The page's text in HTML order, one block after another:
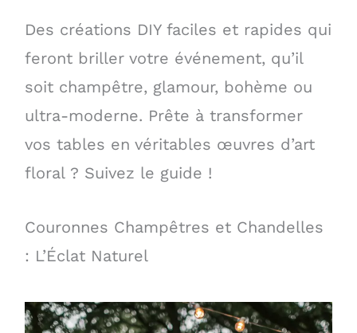
Des créations DIY faciles et rapides qui
feront briller votre événement, qu’il
soit champêtre, glamour, bohème ou
ultra-moderne. Prête à transformer
vos tables en véritables œuvres d’art
floral ? Suivez le guide !
Couronnes Champêtres et Chandelles
: L’Éclat Naturel